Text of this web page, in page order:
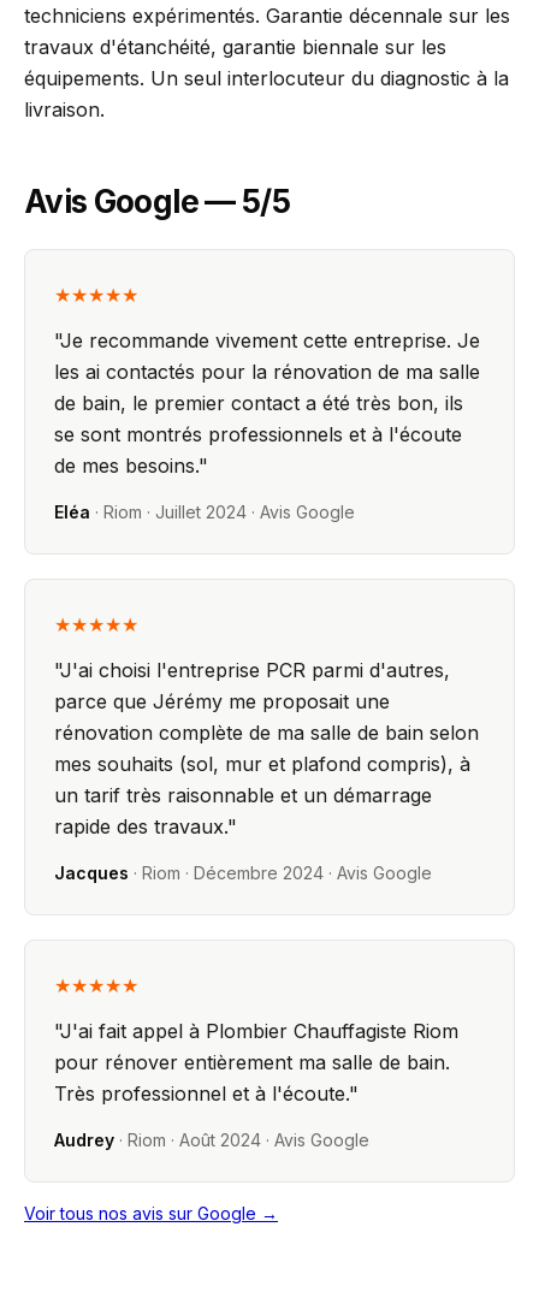
techniciens expérimentés. Garantie décennale sur les
travaux d'étanchéité, garantie biennale sur les
équipements. Un seul interlocuteur du diagnostic à la
livraison.
Avis Google — 5/5
★★★★★
"Je recommande vivement cette entreprise. Je
les ai contactés pour la rénovation de ma salle
de bain, le premier contact a été très bon, ils
se sont montrés professionnels et à l'écoute
de mes besoins."
Eléa · Riom · Juillet 2024 · Avis Google
★★★★★
"J'ai choisi l'entreprise PCR parmi d'autres,
parce que Jérémy me proposait une
rénovation complète de ma salle de bain selon
mes souhaits (sol, mur et plafond compris), à
un tarif très raisonnable et un démarrage
rapide des travaux."
Jacques · Riom · Décembre 2024 · Avis Google
★★★★★
"J'ai fait appel à Plombier Chauffagiste Riom
pour rénover entièrement ma salle de bain.
Très professionnel et à l'écoute."
Audrey · Riom · Août 2024 · Avis Google
Voir tous nos avis sur Google →